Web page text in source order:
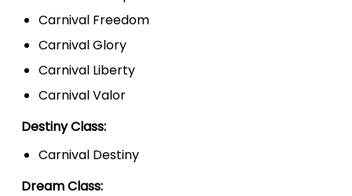
Carnival Freedom
Carnival Glory
Carnival Liberty
Carnival Valor
Destiny Class:
Carnival Destiny
Dream Class: